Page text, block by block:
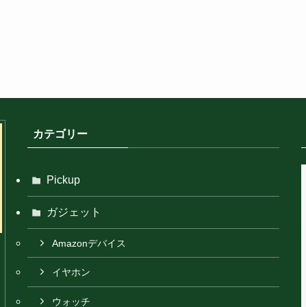
カテゴリー
Pickup
ガジェット
Amazonデバイス
イヤホン
ウォッチ